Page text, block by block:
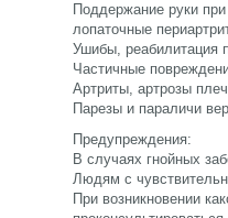
Поддержание руки
лопаточные
Ушибы, реабилитация
Частичные
Артриты, артрозы
Парезы и параличи
Предупреждения:
В случаях гнойных
Людям с
При возникновении